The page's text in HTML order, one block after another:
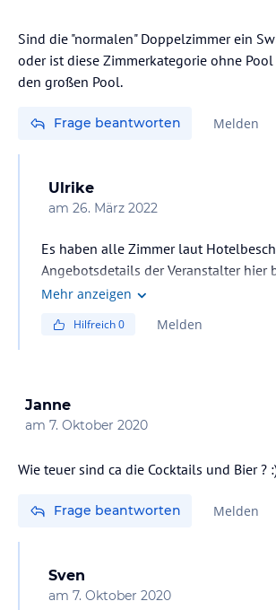
Sind die "normalen" Doppelzimmer ein
oder ist diese Zimmerkategorie ohne
den großen Pool.
Frage beantworten Melden
Ulrike
am 26. März 2022
Es haben alle Zimmer laut
Angebotsdetails der Veranstalter hier
Reisen, Zugang zum
Mehr anzeigen
Hilfreich0 Melden
Janne
am 7. Oktober 2020
Wie teuer sind ca die Cocktails und Bier ?
Frage beantworten Melden
Sven
am 7. Oktober 2020